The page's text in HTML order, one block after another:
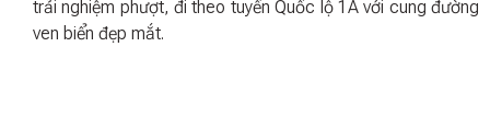
trải nghiệm phượt, đi theo tuyến Quốc lộ 1A với cung đường
ven biển đẹp mắt.